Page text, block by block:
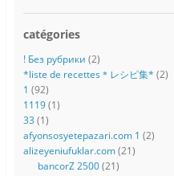
catégories
! Без рубрики (2)
*liste de recettes＊レシピ集* (2)
1 (92)
1119(1)
33 (1)
afyonsosyetepazari.com 1 (2)
alizeyeniufuklar.com(21)
bancorZ 2500(21)